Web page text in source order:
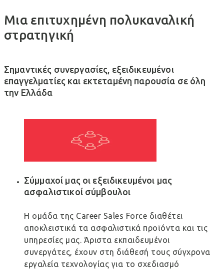
Μια επιτυχημένη πολυκαναλική
στρατηγική
Σημαντικές συνεργασίες, εξειδικευμένοι
επαγγελματίες και εκτεταμένη παρουσία σε όλη
την Ελλάδα
Σύμμαχοί μας οι εξειδικευμένοι μας
ασφαλιστικοί σύμβουλοι
Η ομάδα της Career Sales Force διαθέτει
αποκλειστικά τα ασφαλιστικά προϊόντα και τις
υπηρεσίες μας. Άριστα εκπαιδευμένοι
συνεργάτες, έχουν στη διάθεσή τους σύγχρονα
εργαλεία τεχνολογίας για το σχεδιασμό